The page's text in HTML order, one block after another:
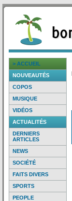
> ACCUEIL
NOUVEAUTÉS
COPOS
MUSIQUE
VIDÉOS
ACTUALITÉS
DERNIERS
ARTICLES
NEWS
SOCIÉTÉ
FAITS DIVERS
SPORTS
PEOPLE